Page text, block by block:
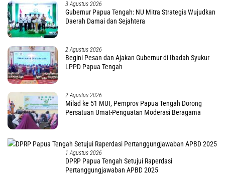
3 Agustus 2026
Gubernur Papua Tengah: NU Mitra Strategis Wujudkan
Daerah Damai dan Sejahtera
2 Agustus 2026
Begini Pesan dan Ajakan Gubernur di Ibadah Syukur
LPPD Papua Tengah
2 Agustus 2026
Milad ke 51 MUI, Pemprov Papua Tengah Dorong
Persatuan Umat-Penguatan Moderasi Beragama
1 Agustus 2026
DPRP Papua Tengah Setujui Raperdasi
Pertanggungjawaban APBD 2025